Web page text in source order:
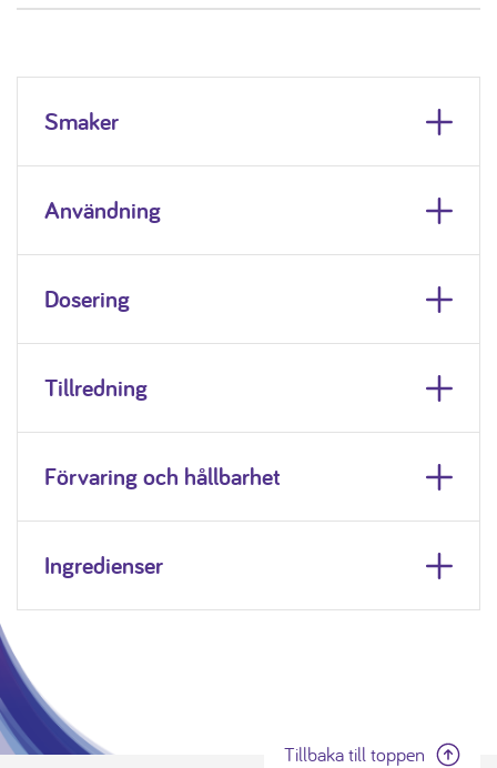
Smaker
Användning
Dosering
Tillredning
Förvaring och hållbarhet
Ingredienser
Tillbaka till toppen